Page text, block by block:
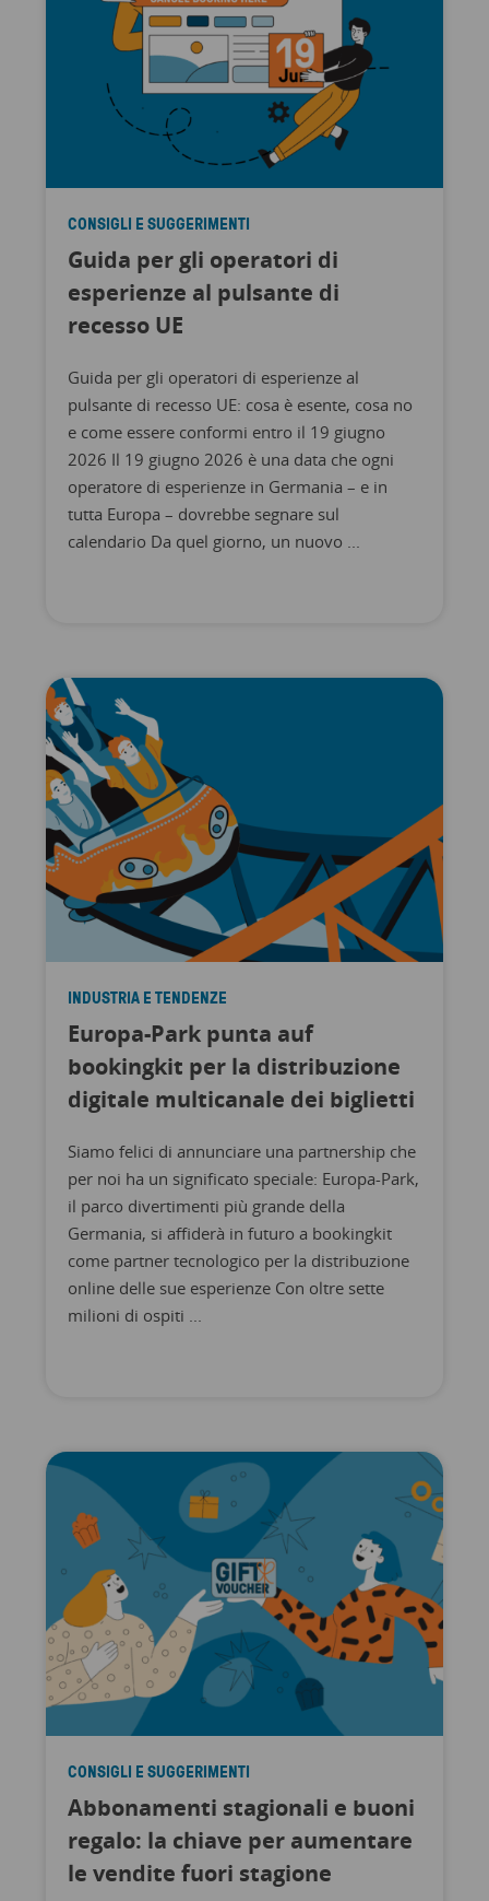
CONSIGLI E SUGGERIMENTI
Guida per gli operatori di
esperienze al pulsante di
recesso UE
Guida per gli operatori di esperienze al
pulsante di recesso UE: cosa è esente, cosa no
e come essere conformi entro il 19 giugno
2026 Il 19 giugno 2026 è una data che ogni
operatore di esperienze in Germania – e in
tutta Europa – dovrebbe segnare sul
calendario Da quel giorno, un nuovo ...
INDUSTRIA E TENDENZE
Europa-Park punta auf
bookingkit per la distribuzione
digitale multicanale dei biglietti
Siamo felici di annunciare una partnership che
per noi ha un significato speciale: Europa-Park,
il parco divertimenti più grande della
Germania, si affiderà in futuro a bookingkit
come partner tecnologico per la distribuzione
online delle sue esperienze Con oltre sette
milioni di ospiti ...
CONSIGLI E SUGGERIMENTI
Abbonamenti stagionali e buoni
regalo: la chiave per aumentare
le vendite fuori stagione